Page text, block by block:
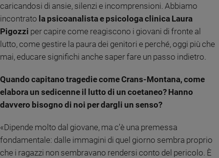
Diversità
e
inclusione
Costume
Cultura
spettacoli
Sanremo
2026
Tv
e
streaming
caricandosi di ansie, silenzi e incomprensioni. Abbiamo
incontrato la psicoanalista e psicologa clinica Laura
Pigozzi per capire come reagiscono i giovani di fronte al
lutto, come gestire la paura dei genitori e perché, oggi più che
mai, educare significhi anche saper fare un passo indietro.
Quando capitano tragedie come Crans-Montana, come
elabora un sedicenne il lutto di un coetaneo? Hanno
davvero bisogno di noi per dargli un senso?
«Dipende molto dal giovane, ma c’è una premessa
fondamentale: dalle immagini di quel giorno sembra proprio
che i ragazzi non sembravano rendersi conto del pericolo. È